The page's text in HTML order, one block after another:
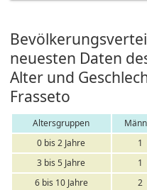
neuesten Daten
Alter und
Frasseto
Altersgruppen
0 bis 2 Jahre
1
3 bis 5 Jahre
1
6 bis 10 Jahre
2